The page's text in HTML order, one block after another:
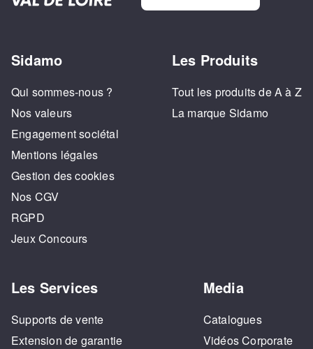
Sidamo
Qui sommes-nous ?
Nos valeurs
Engagement sociétal
Mentions légales
Gestion des cookies
Nos CGV
RGPD
Jeux Concours
Les Produits
Tout les produits de A à Z
La marque Sidamo
Les Services
Supports de vente
Extension de garantie
Media
Catalogues
Vidéos Corporate